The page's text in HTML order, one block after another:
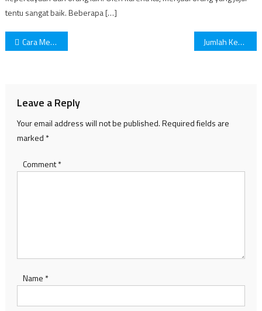
tentu sangat baik. Beberapa […]
Post
Cara Mengukur Berat Badan Ideal dengan BMI. Bagaimana dengan Berat Badanmu? Jumlah Kematian Akibat Corona di Dunia Tembus 5 Juta!
Leave a Reply
Your email address will not be published.Required fields are
marked *
Comment*
Name *